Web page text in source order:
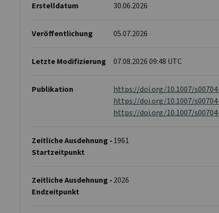
Erstelldatum 30.06.2026
Veröffentlichung 05.07.2026
Letzte Modifizierung 07.08.2026 09:48 UTC
Publikation
https://doi.org/10.1007/
https://doi.org/10.1007/
https://doi.org/10.1007/
Zeitliche Ausdehnung -
Startzeitpunkt
1961
Zeitliche Ausdehnung -
Endzeitpunkt
2026